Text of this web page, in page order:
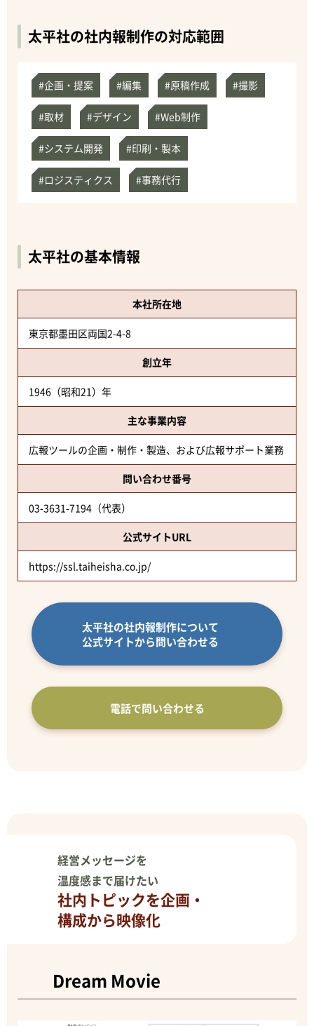
太平社の社内報制作の対応範囲
#企画・提案 #編集 #原稿作成 #撮影
#取材 #デザイン #Web制作
#システム開発 #印刷・製本
#ロジスティクス #事務代行
太平社の基本情報
本社所在地
東京都墨田区両国2-4-8
創立年
1946（昭和21）年
主な事業内容
広報ツールの企画・制作・製造、および広報サポート業務
問い合わせ番号
03-3631-7194（代表）
公式サイトURL
https://ssl.taiheisha.co.jp/
太平社の社内報制作について
公式サイトから問い合わせる
電話で問い合わせる
経営メッセージを
温度感まで届けたい
社内トピックを企画・
構成から映像化
Dream Movie